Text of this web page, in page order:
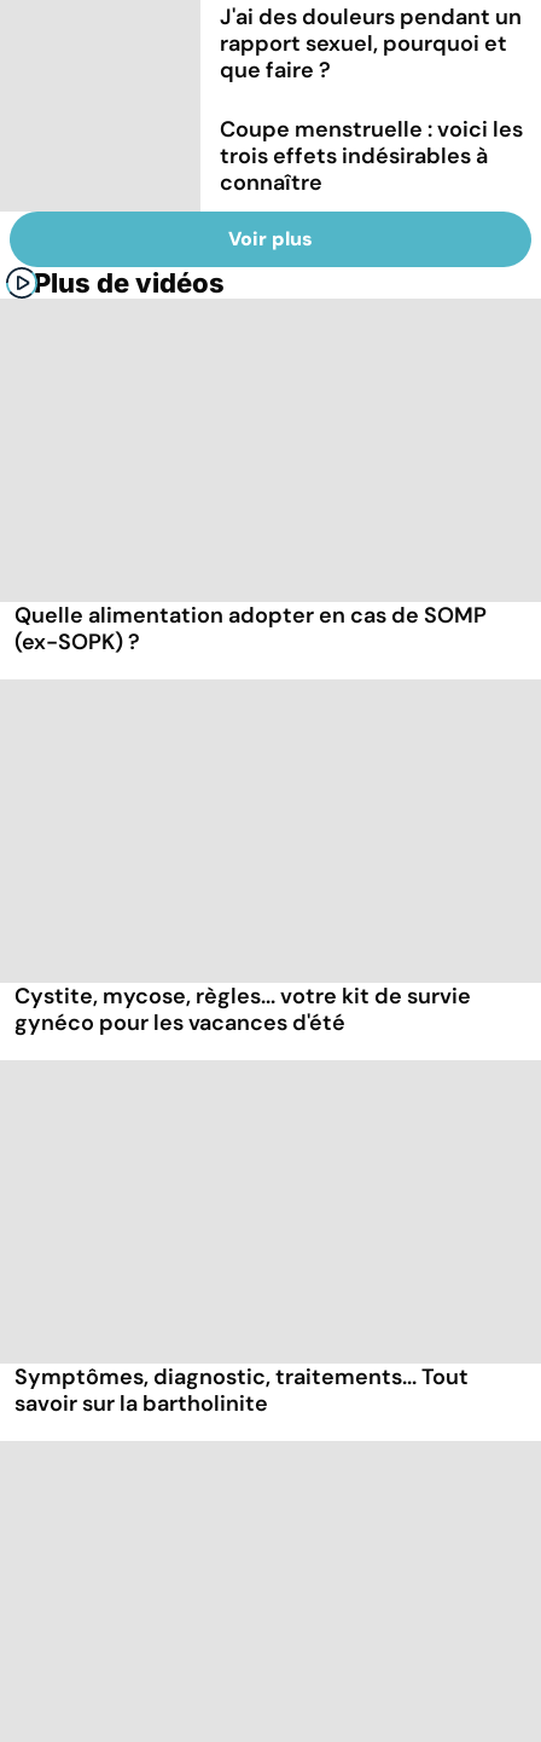
J'ai des douleurs pendant un
rapport sexuel, pourquoi et
que faire ?
Coupe menstruelle : voici les
trois effets indésirables à
connaître
Voir plus
Plus de vidéos
Quelle alimentation adopter en cas de SOMP
(ex-SOPK) ?
Cystite, mycose, règles... votre kit de survie
gynéco pour les vacances d'été
Symptômes, diagnostic, traitements... Tout
savoir sur la bartholinite